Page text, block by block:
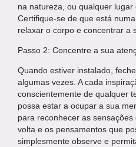
na natureza, ou qualquer lugar
Certifique-se de que está
relaxar o corpo e concentrar a
Passo 2: Concentre a sua
Quando estiver instalado,
algumas vezes. A cada
conscientemente de qualquer
possa estar a ocupar a sua
para reconhecer as
volta e os pensamentos que
simplesmente observe e